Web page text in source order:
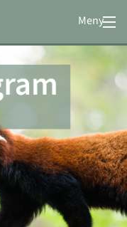
Meny